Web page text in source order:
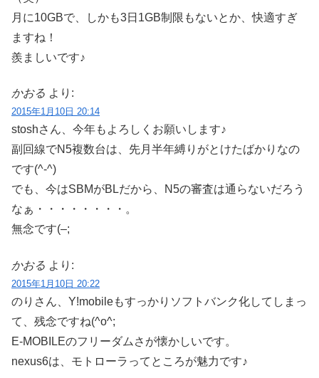
月に10GBで、しかも3日1GB制限もないとか、快適すぎ
ますね！
羨ましいです♪
かおる より:
2015年1月10日 20:14
stoshさん、今年もよろしくお願いします♪
副回線でN5複数台は、先月半年縛りがとけたばかりなの
です(^-^)
でも、今はSBMがBLだから、N5の審査は通らないだろう
なぁ・・・・・・・・。
無念です(–;
かおる より:
2015年1月10日 20:22
のりさん、Y!mobileもすっかりソフトバンク化してしまっ
て、残念ですね(^o^;
E-MOBILEのフリーダムさが懐かしいです。
nexus6は、モトローラってところが魅力です♪